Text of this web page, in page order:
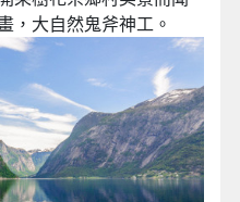
，大自然鬼斧神工。